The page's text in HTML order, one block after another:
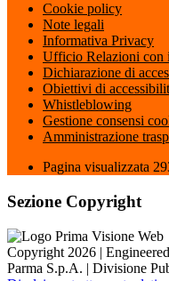
Cookie policy
Note legali
Informativa Privacy
Ufficio Relazioni con
Dichiarazione di
Obiettivi di
Whistleblowing
Gestione consensi
Amministrazione
Pagina visualizzata
Sezione Copyright
Copyright 2026 |
Parma S.p.A. | Divisione